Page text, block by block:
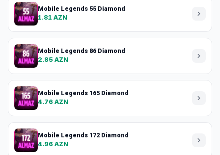
Mobile Legends 55 Diamond
1.81 AZN
Mobile Legends 86 Diamond
2.85 AZN
Mobile Legends 165 Diamond
4.76 AZN
Mobile Legends 172 Diamond
4.96 AZN